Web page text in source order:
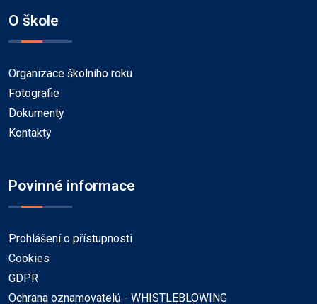
O škole
Organizace školního roku
Fotografie
Dokumenty
Kontakty
Povinné informace
Prohlášení o přístupnosti
Cookies
GDPR
Ochrana oznamovatelů - WHISTLEBLOWING